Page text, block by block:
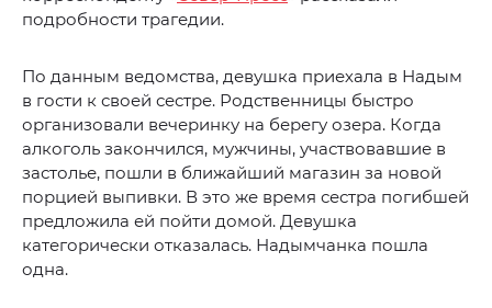
подробности трагедии.
По данным ведомства, девушка приехала в Надым
в гости к своей сестре. Родственницы быстро
организовали вечеринку на берегу озера. Когда
алкоголь закончился, мужчины, участвовавшие в
застолье, пошли в ближайший магазин за новой
порцией выпивки. В это же время сестра погибшей
предложила ей пойти домой. Девушка
категорически отказалась. Надымчанка пошла
одна.